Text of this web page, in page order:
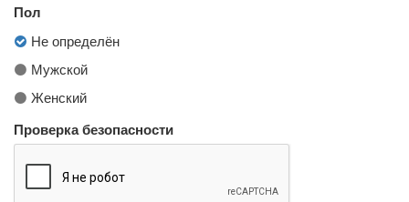
Пол
Не определён
Мужской
Женский
Проверка безопасности